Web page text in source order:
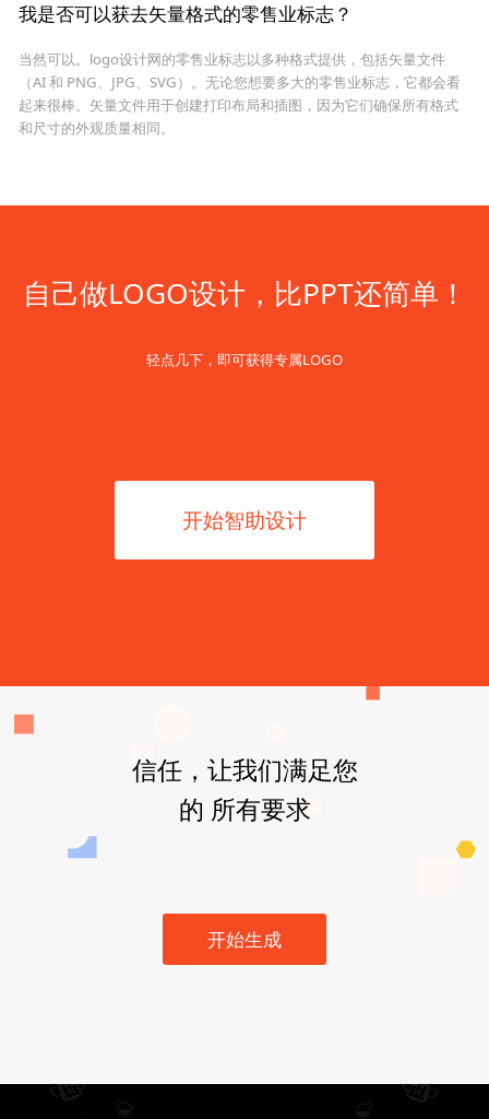
我是否可以获去矢量格式的零售业标志？
当然可以。logo设计网的零售业标志以多种格式提供，包括矢量文件
（AI 和 PNG、JPG、SVG）。无论您想要多大的零售业标志，它都会看
起来很棒。矢量文件用于创建打印布局和插图，因为它们确保所有格式
和尺寸的外观质量相同。
自己做LOGO设计，比PPT还简单！
轻点几下，即可获得专属LOGO
开始智助设计
信任，让我们满足您
的 所有要求
开始生成